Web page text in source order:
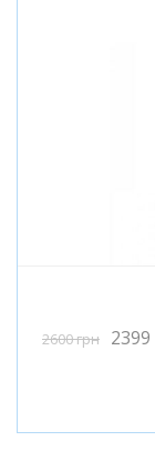
2600грн 2399